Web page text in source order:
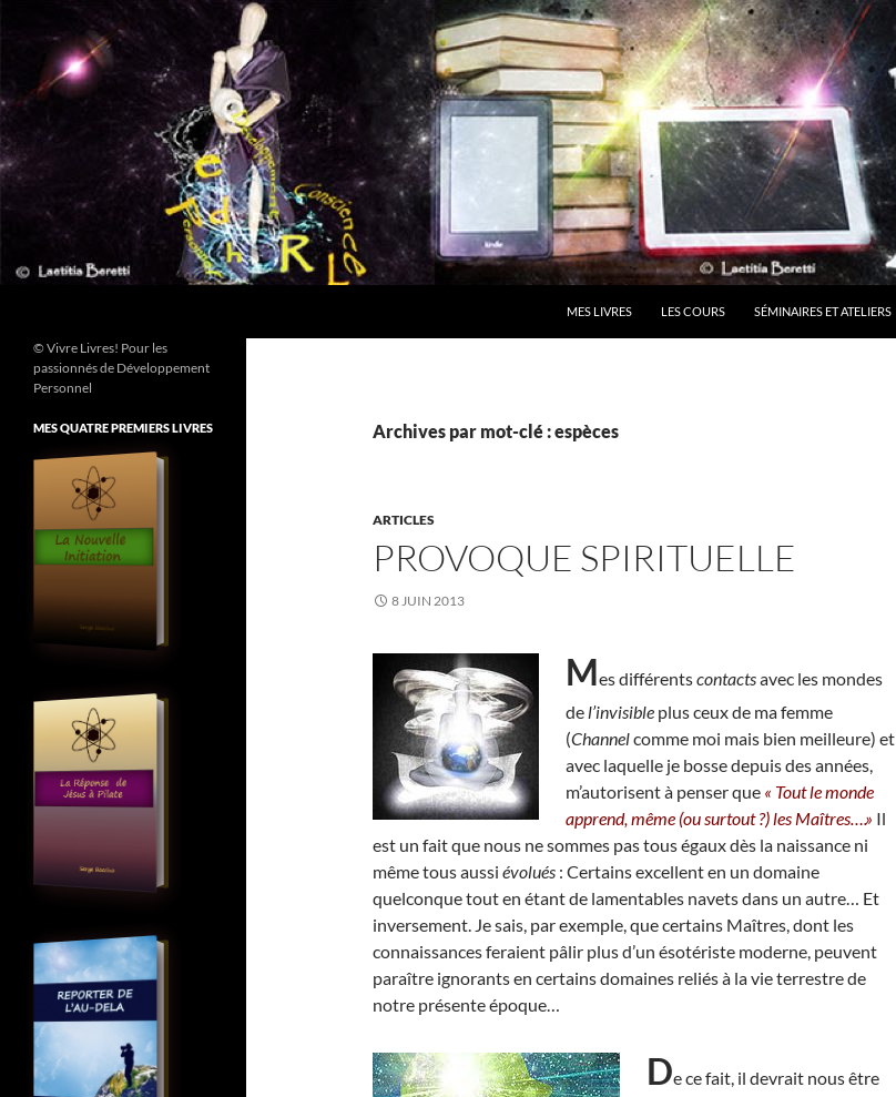
contenu
MES LIVRES LES COURS SÉMINAIRES ET ATELIERS
Archives par mot-clé : espèces
ARTICLES
PROVOQUE SPIRITUELLE
8 JUIN 2013
Mes différentscontactsavec les mondes
de l’invisible plus ceux de ma femme
(Channelcomme moi mais bien meilleure) et
avec laquelle je bosse depuis des années,
m’autorisent à penser que « Tout le monde
apprend, même (ou surtout ?) les Maîtres….» Il
est un fait que nous ne sommes pas tous égaux dès la naissance ni
même tous aussi évolués : Certains excellent en un domaine
quelconque tout en étant de lamentables navets dans un autre… Et
inversement. Je sais, par exemple, que certains Maîtres, dont les
connaissances feraient pâlir plus d’un ésotériste moderne, peuvent
paraître ignorants en certains domaines reliés à la vie terrestre de
notre présente époque…
De ce fait, il devrait nous être
© Vivre Livres! Pour les
passionnés de Développement
Personnel
MES QUATRE PREMIERS LIVRES